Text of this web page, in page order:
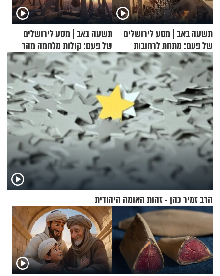
תשעה באב | מסע לירושלים
של פעם: מתחת לרחובות
ירושלים
תשעה באב | מסע לירושלים
של פעם: קולות מלחמה מהר
הזיתים
הרב זמיר כהן - זהות האומה היהודית